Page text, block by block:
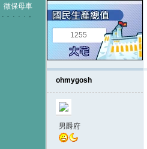
徵保母車
1255
ohmygosh
男爵府